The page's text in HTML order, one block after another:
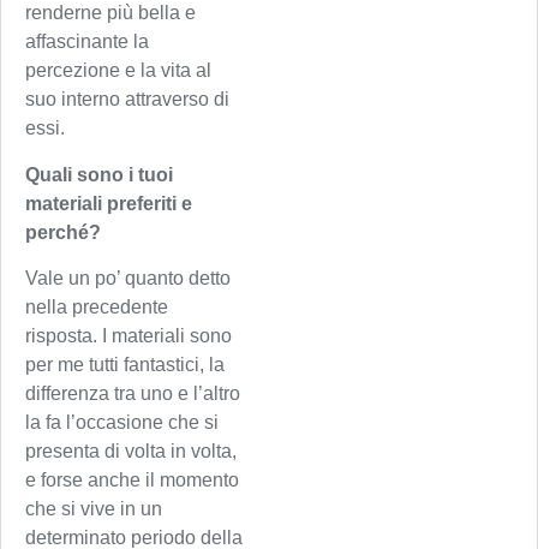
renderne più bella e
affascinante la
percezione e la vita al
suo interno attraverso di
essi.
Quali sono i tuoi
materiali preferiti e
perché?
Vale un po’ quanto detto
nella precedente
risposta. I materiali sono
per me tutti fantastici, la
differenza tra uno e l’altro
la fa l’occasione che si
presenta di volta in volta,
e forse anche il momento
che si vive in un
determinato periodo della